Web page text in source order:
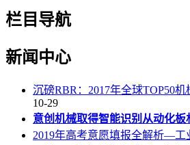
栏目导航
新闻中心
沉磅RBR：2017年全球TOP50
10-29
意创机械取得智能识别从动化板
2019年高考意愿填报全解析—工